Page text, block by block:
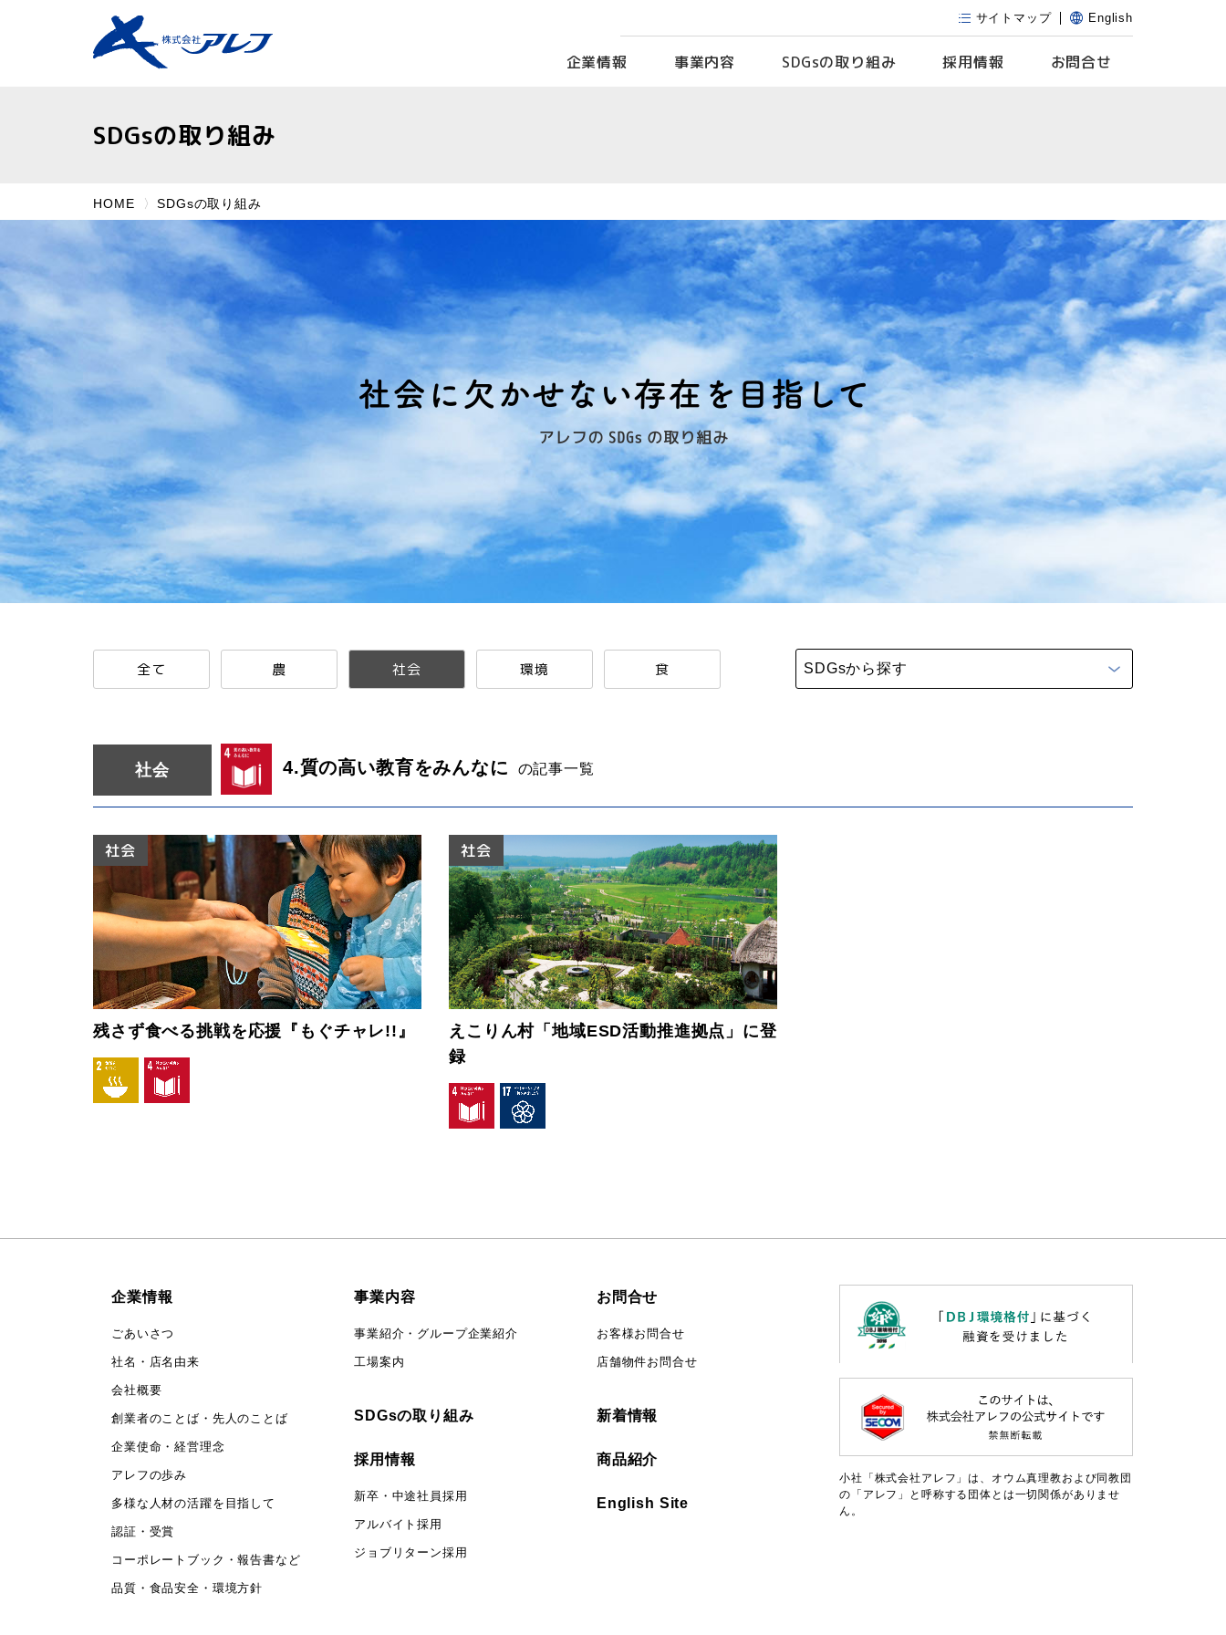
サイトマップ English
企業情報 事業内容 SDGsの取り組み 採用情報 お問合せ
SDGsの取り組み
HOME SDGsの取り組み
全て 農 社会 環境 食 SDGsから探す
社会 4.質の高い教育をみんなに の記事一覧
社会
残さず食べる挑戦を応援『もぐチャレ!!』
社会
えこりん村「地域ESD活動推進拠点」に登
録
企業情報
ごあいさつ
社名・店名由来
会社概要
創業者のことば・先人のことば
企業使命・経営理念
アレフの歩み
多様な人材の活躍を目指して
認証・受賞
コーポレートブック・報告書など
品質・食品安全・環境方針
事業内容
事業紹介・グループ企業紹介
工場案内
SDGsの取り組み
採用情報
新卒・中途社員採用
アルバイト採用
ジョブリターン採用
お問合せ
お客様お問合せ
店舗物件お問合せ
新着情報
商品紹介
English Site
小社「株式会社アレフ」は、オウム真理教および同教団
の「アレフ」と呼称する団体とは一切関係がありませ
ん。